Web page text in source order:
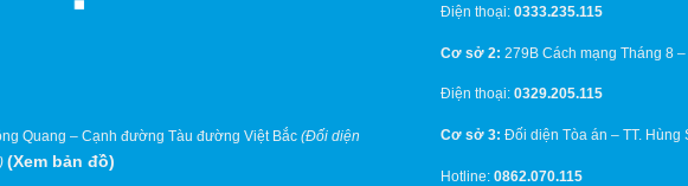
Quang – Cạnh đường Tàu đường Việt Bắc (Đối diện
(Xem bản đồ)
Điện thoại: 0333.235.115
Cơ sở 2: 279B Cách mạng Tháng 8
Điện thoại: 0329.205.115
Cơ sở 3: Đối diện Tòa án – TT. Hùng
Hotline: 0862.070.115